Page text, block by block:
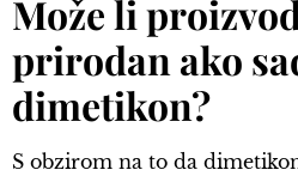
Može li
prirodan ako
dimetikon?
S obzirom na to da